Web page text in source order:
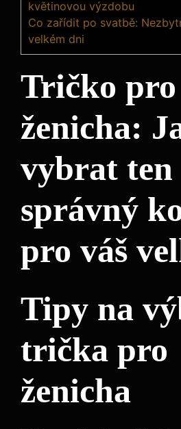
květinovou výzdobu
Co zařídit po svatbě:
velkém dni
Tričko pro
ženicha:
vybrat ten
správný
pro váš
Tipy na
trička pro
ženicha